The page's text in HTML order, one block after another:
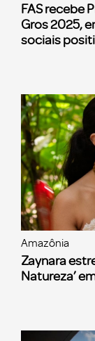
FAS recebe
Gros 2025,
sociais
Amazônia
Zaynara
Natureza’